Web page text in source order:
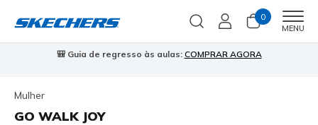
0
MENU
🎒 Guia de regresso às aulas: COMPRAR AGORA
Mulher
GO WALK JOY